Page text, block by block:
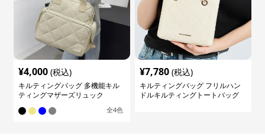
¥4,000 (税込)
キルティングバッグ 多機能キル
ティングマザーズリュック
全4色
¥7,780 (税込)
キルティングバッグ フリルハン
ドルキルティングトートバッグ